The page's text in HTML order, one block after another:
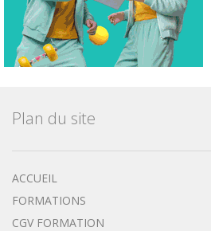
Plan du site
ACCUEIL
FORMATIONS
CGV FORMATION